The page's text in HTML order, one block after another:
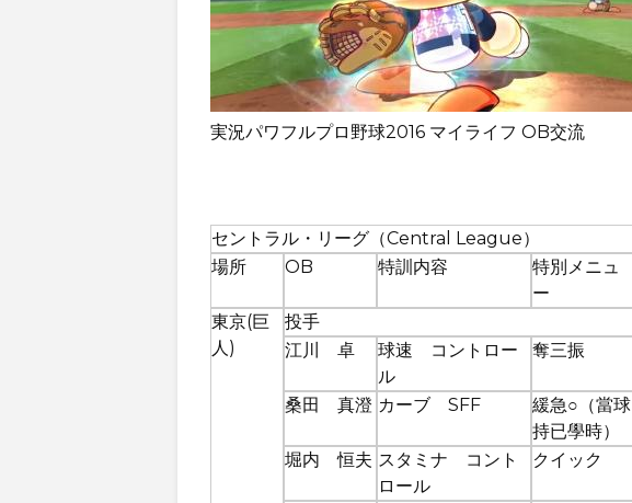
実況パワフルプロ野球2016 マイライフ OB交流
セントラル・リーグ（Central League）
場所
OB 特訓内容
特別メニュ
ー
東京(巨
人)
投手
江川 卓
球速 コントロー
ル
奪三振
桑田 真澄 カーブ SFF
緩急○（當球
持已學時）
堀内 恒夫 スタミナ コント
ロール
クイック